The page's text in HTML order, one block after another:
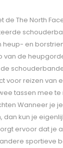
The North
en
de
voor reizen
tassen mee
Wanneer je
kun je
ervoor dat je
sportieve